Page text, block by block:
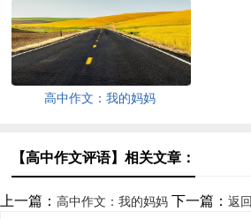
高中作文：我的妈妈
【高中作文评语】相关文章：
上一篇： 高中作文：我的妈妈 下一篇： 返